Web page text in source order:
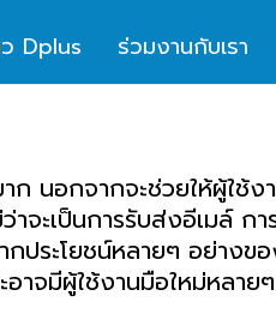
Dplus ร่วมงานกับเรา
เ
ข่
ร่
นอกจากจะช่วยให้ผู้ใช้ง
จะเป็นการรับส่งอีเมล์ ก
ประโยชน์หลายๆ อย่างข
อาจมีผู้ใช้งานมือใหม่หลา